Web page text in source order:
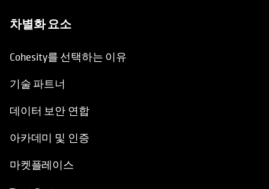
차별화 요소
Cohesity를 선택하는 이유
기술 파트너
데이터 보안 연합
아카데미 및 인증
마켓플레이스